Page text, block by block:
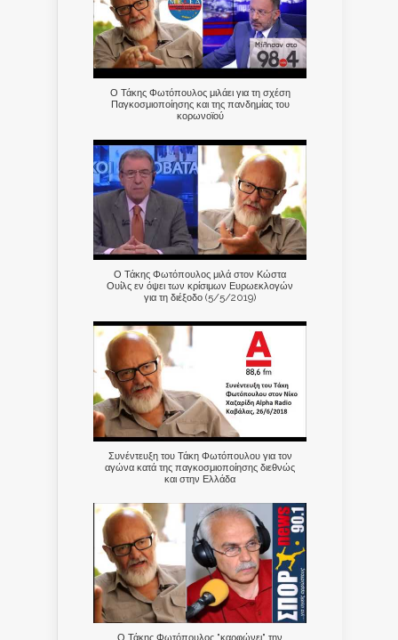
Ο Τάκης Φωτόπουλος μιλάει για τη σχέση
Παγκοσμιοποίησης και της πανδημίας του
κορωνοϊού
Ο Τάκης Φωτόπουλος μιλά στον Κώστα
Ουίλς εν όψει των κρίσιμων Ευρωεκλογών
για τη διέξοδο (5/5/2019)
Συνέντευξη του Τάκη Φωτόπουλου για τον
αγώνα κατά της παγκοσμιοποίησης διεθνώς
και στην Ελλάδα
Ο Τάκης Φωτόπουλος "καρφώνει" την